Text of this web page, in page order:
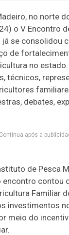
no norte
o V Encontro
já se consolidou
de
no
técnicos,
debates,
Continua após a
de Pesca
encontro contou
Familiar
investimentos
meio do